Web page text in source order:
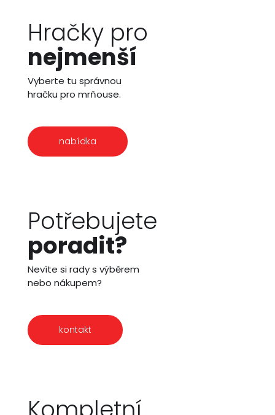
Hračky pro
nejmenší
Vyberte tu správnou
hračku pro mrňouse.
nabídka
Potřebujete
poradit?
Nevíte si rady s výběrem
nebo nákupem?
kontakt